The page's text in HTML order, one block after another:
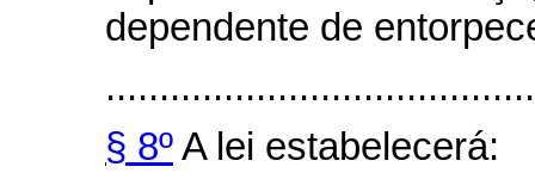
dependente de
§ 8ºA lei estabelecerá: